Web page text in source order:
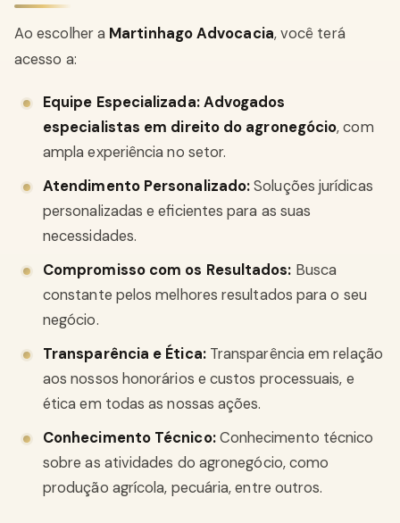
Ao escolher a Martinhago Advocacia, você terá
acesso a:
Equipe Especializada: Advogados
especialistas em direito do agronegócio, com
ampla experiência no setor.
Atendimento Personalizado:Soluções jurídicas
personalizadas e eficientes para as suas
necessidades.
Compromisso com os Resultados: Busca
constante pelos melhores resultados para o seu
negócio.
Transparência e Ética:Transparência em relação
aos nossos honorários e custos processuais, e
ética em todas as nossas ações.
Conhecimento Técnico:Conhecimento técnico
sobre as atividades do agronegócio, como
produção agrícola, pecuária, entre outros.